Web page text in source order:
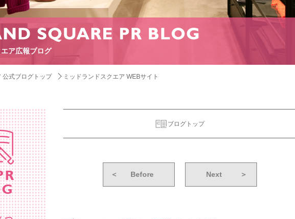
ア広報ブログ
公式ブログトップ ミッドランドスクエア WEBサイト
ブログトップ
＜ Before Next ＞